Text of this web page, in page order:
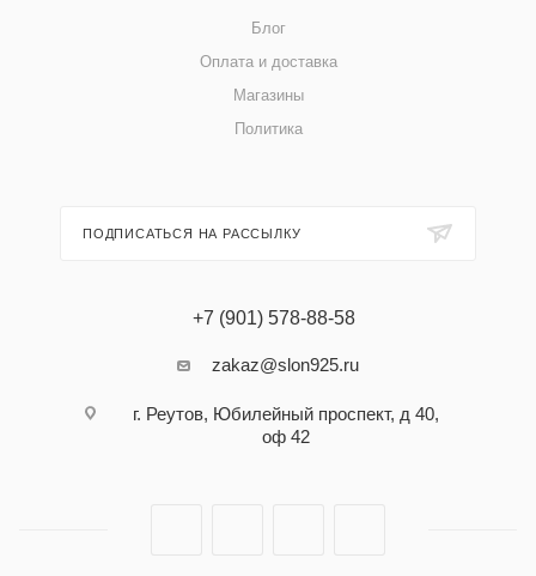
Блог
Оплата и доставка
Магазины
Политика
ПОДПИСАТЬСЯ НА РАССЫЛКУ
+7 (901) 578-88-58
zakaz@slon925.ru
г. Реутов, Юбилейный проспект, д 40,
оф 42